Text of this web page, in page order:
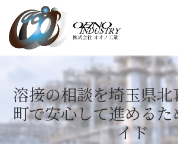
溶接の相談を埼玉県
町で安心して進める
イド